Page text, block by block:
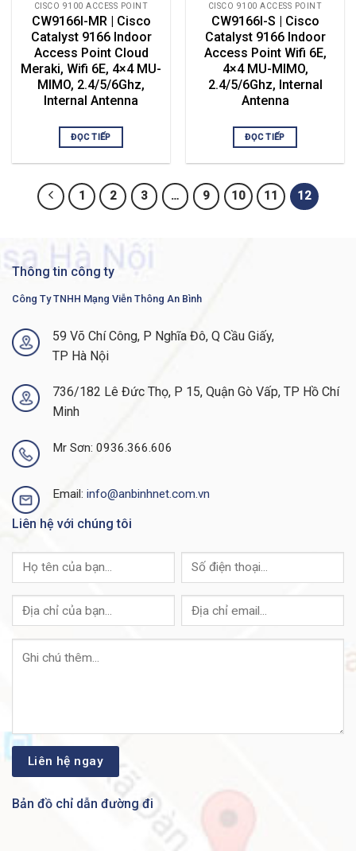
CISCO 9100 ACCESS POINT
CW9166I-MR | Cisco
Catalyst 9166 Indoor
Access Point Cloud
Meraki, Wifi 6E, 4×4 MU-
MIMO, 2.4/5/6Ghz,
Internal Antenna
ĐỌC TIẾP
CISCO 9100 ACCESS POINT
CW9166I-S | Cisco
Catalyst 9166 Indoor
Access Point Wifi 6E,
4×4 MU-MIMO,
2.4/5/6Ghz, Internal
Antenna
ĐỌC TIẾP
1 2 3 … 9 10 11 12
Thông tin công ty
Công Ty TNHH Mạng Viễn Thông An Bình
59 Võ Chí Công, P Nghĩa Đô, Q Cầu Giấy,
TP Hà Nội
736/182 Lê Đức Thọ, P 15, Quận Gò Vấp, TP Hồ Chí
Minh
Mr Sơn: 0936.366.606
Email: info@anbinhnet.com.vn
Liên hệ với chúng tôi
Bản đồ chỉ dẫn đường đi